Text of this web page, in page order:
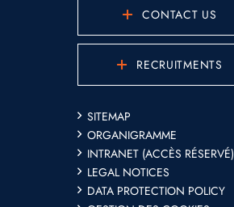
CONTACT US
RECRUITMENTS
SITEMAP
ORGANIGRAMME
INTRANET (ACCÈS RÉSERVÉ)
LEGAL NOTICES
DATA PROTECTION POLICY